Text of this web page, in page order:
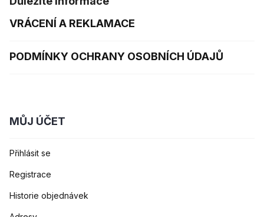
VRÁCENÍ A REKLAMACE
PODMÍNKY OCHRANY OSOBNÍCH ÚDAJŮ
MŮJ ÚČET
Přihlásit se
Registrace
Historie objednávek